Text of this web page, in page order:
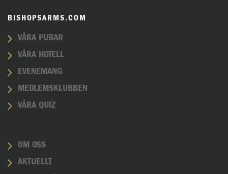
BISHOPSARMS.COM
VÅRA PUBAR
VÅRA HOTELL
EVENEMANG
MEDLEMSKLUBBEN
VÅRA QUIZ
OM OSS
AKTUELLT